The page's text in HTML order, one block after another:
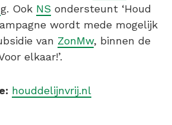
g. Ook NS ondersteunt ‘Houd
wordt mede mogelijk
van ZonMw, binnen de
elkaar!’.
houddelijnvrij.nl